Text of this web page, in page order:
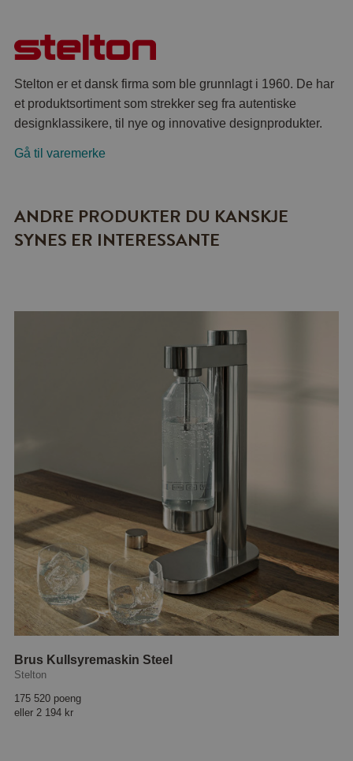
Stelton er et dansk firma som ble grunnlagt i 1960. De har
et produktsortiment som strekker seg fra autentiske
designklassikere, til nye og innovative designprodukter.
Gå til varemerke
ANDRE PRODUKTER DU KANSKJE
SYNES ER INTERESSANTE
Brus Kullsyremaskin Steel
Stelton
175 520 poeng
eller 2 194 kr